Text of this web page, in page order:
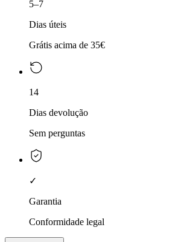
5–7
Dias úteis
Grátis acima de 35€
14
Dias devolução
Sem perguntas
✓
Garantia
Conformidade legal